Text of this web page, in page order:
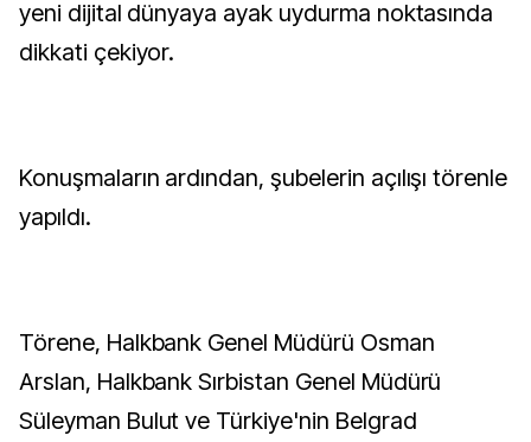
yeni dijital dünyaya ayak uydurma noktasında
dikkati çekiyor.
Konuşmaların ardından, şubelerin açılışı törenle
yapıldı.
Törene, Halkbank Genel Müdürü Osman
Arslan, Halkbank Sırbistan Genel Müdürü
Süleyman Bulut ve Türkiye'nin Belgrad